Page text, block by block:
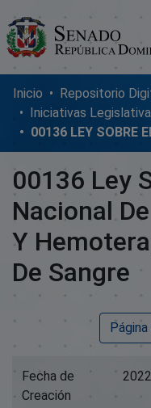
Comunidades
Glosario
Nosotros
Inicio
Iniciativas
00136 Ley
Nacional
Y
De Sangre
Fecha de
Creación